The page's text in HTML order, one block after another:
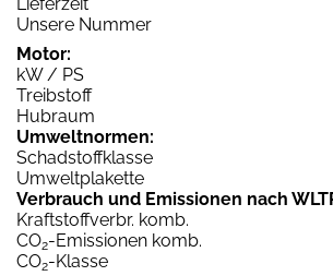
Unsere Nummer
Motor:
kW / PS
Treibstoff
Hubraum
Umweltnormen:
Schadstoffklasse
Umweltplakette
Verbrauch und Emissionen nach
Kraftstoffverbr. komb.
CO2-Emissionen komb.
CO2-Klasse